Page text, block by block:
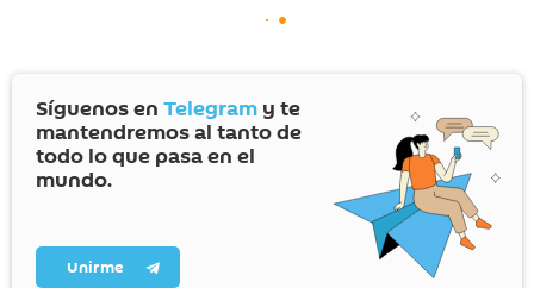
Síguenos en Telegram y te
mantendremos al tanto de
todo lo que pasa en el
mundo.
Unirme